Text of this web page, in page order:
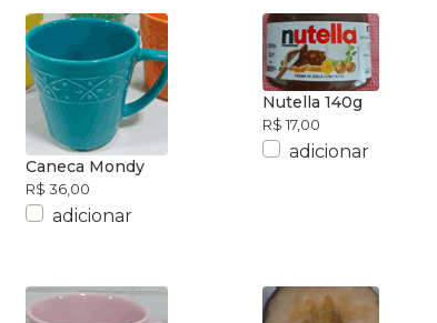
Caneca Mondy
R$ 36,00
adicionar
Nutella 140g
R$ 17,00
adicionar